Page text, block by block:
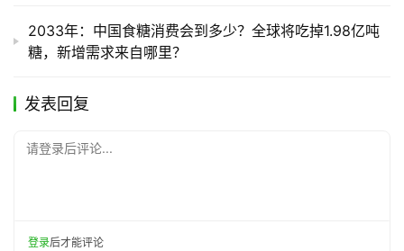
2033年：中国食糖消费会到多少？全球将吃掉1.98亿吨
糖，新增需求来自哪里？
发表回复
请登录后评论...
登录后才能评论